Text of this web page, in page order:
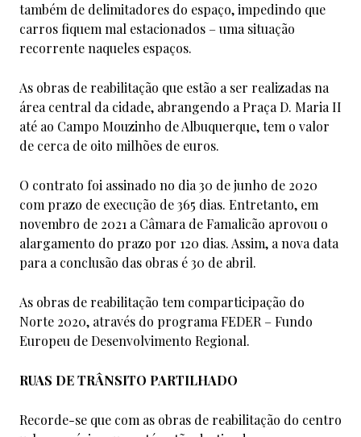
também de delimitadores do espaço, impedindo que
carros fiquem mal estacionados – uma situação
recorrente naqueles espaços.
As obras de reabilitação que estão a ser realizadas na
área central da cidade, abrangendo a Praça D. Maria II
até ao Campo Mouzinho de Albuquerque, tem o valor
de cerca de oito milhões de euros.
O contrato foi assinado no dia 30 de junho de 2020
com prazo de execução de 365 dias. Entretanto, em
novembro de 2021 a Câmara de Famalicão aprovou o
alargamento do prazo por 120 dias. Assim, a nova data
para a conclusão das obras é 30 de abril.
As obras de reabilitação tem comparticipação do
Norte 2020, através do programa FEDER – Fundo
Europeu de Desenvolvimento Regional.
RUAS DE TRÂNSITO PARTILHADO
Recorde-se que com as obras de reabilitação do centro